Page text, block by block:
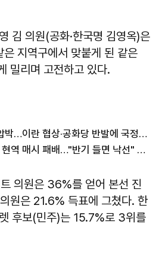
김 의원(공화·한국명 김영옥)은
지역구에서 맞붙게 된 같은
밀리며 고전하고 있다.
트럼프, 안팎서 동시 압박…이란 협상·공화당 반발에 국정운영 난항
트럼프에 맞선 공화당 현역 매시 패배…"반기 들면 낙선" 경고
의원은 36%를 얻어 본선 진
원은 21.6% 득표에 그쳤다. 한
후보(민주)는 15.7%로 3위를